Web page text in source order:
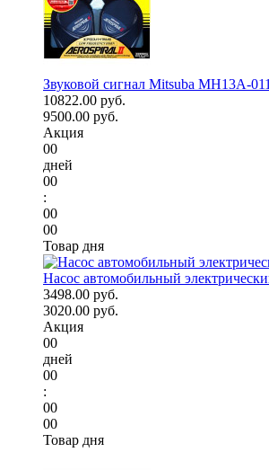
Звуковой сигнал Mitsuba MH13A-
10822.00 руб.
9500.00 руб.
Акция
00
дней
00
:
00
00
Товар дня
Насос автомобильный
3498.00 руб.
3020.00 руб.
Акция
00
дней
00
:
00
00
Товар дня